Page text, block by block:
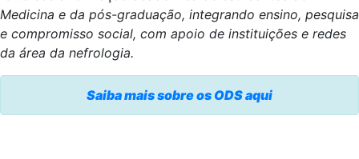
Medicina e da pós-graduação, integrando ensino, pesquisa
e compromisso social, com apoio de instituições e redes
da área da nefrologia.
Saiba mais sobre os ODS aqui